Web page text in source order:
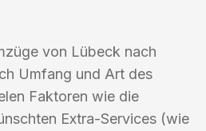
von Lübeck nach
Umfang und Art des
Faktoren wie die
Extra-Services (wie